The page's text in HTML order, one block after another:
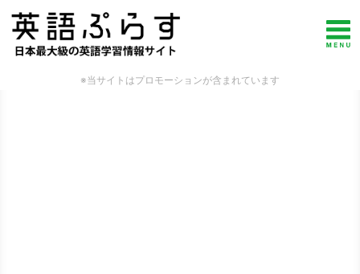
※当サイトはプロモーションが含まれています